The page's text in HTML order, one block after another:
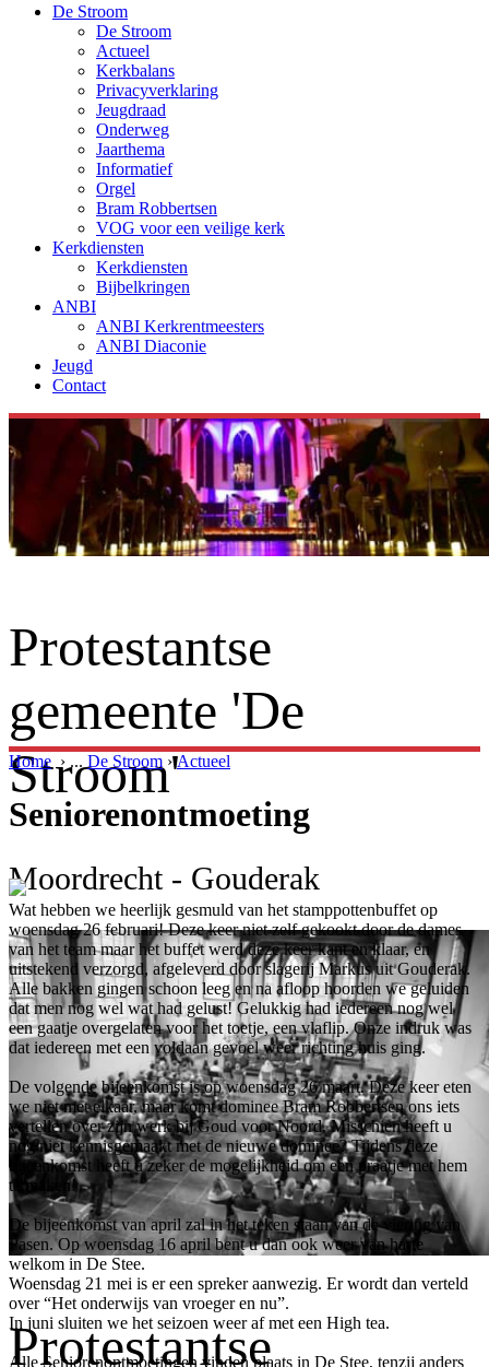
De Stroom
De Stroom
Actueel
Kerkbalans
Privacyverklaring
Jeugdraad
Onderweg
Jaarthema
Informatief
Orgel
Bram Robbertsen
VOG voor een veilige kerk
Kerkdiensten
Kerkdiensten
Bijbelkringen
ANBI
ANBI Kerkrentmeesters
ANBI Diaconie
Jeugd
Contact
Protestantse
gemeente 'De
Stroom'
Moordrecht - Gouderak
Protestantse
Home › ... De Stroom ›Actueel
Seniorenontmoeting
Wat hebben we heerlijk gesmuld van het stamppottenbuffet op
woensdag 26 februari! Deze keer niet zelf gekookt door de dames
van het team maar het buffet werd deze keer kant en klaar, en
uitstekend verzorgd, afgeleverd door slagerij Markus uit Gouderak.
Alle bakken gingen schoon leeg en na afloop hoorden we geluiden
dat men nog wel wat had gelust! Gelukkig had iedereen nog wel
een gaatje overgelaten voor het toetje, een vlaflip. Onze indruk was
dat iedereen met een voldaan gevoel weer richting huis ging.
De volgende bijeenkomst is op woensdag 26 maart. Deze keer eten
we niet met elkaar, maar komt dominee Bram Robbertsen ons iets
vertellen over zijn werk bij Goud voor Noord. Misschien heeft u
nog niet kennisgemaakt met de nieuwe dominee? Tijdens deze
bijeenkomst heeft u zeker de mogelijkheid om een praatje met hem
te maken!
De bijeenkomst van april zal in het teken staan van de viering van
Pasen. Op woensdag 16 april bent u dan ook weer van harte
welkom in De Stee.
Woensdag 21 mei is er een spreker aanwezig. Er wordt dan verteld
over “Het onderwijs van vroeger en nu”.
In juni sluiten we het seizoen weer af met een High tea.
Alle Seniorenontmoetingen vinden plaats in De Stee, tenzij anders